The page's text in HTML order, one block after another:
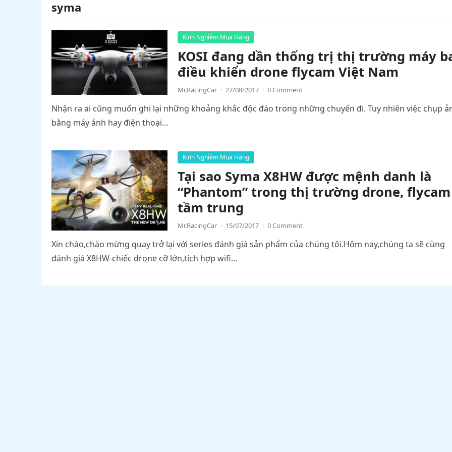
syma
Kinh Nghiệm Mua Hàng
KOSI đang dần thống trị thị trường máy
điều khiển drone flycam Việt Nam
Mr.RacingCar · 27/08/2017 · 0 Comment
Nhận ra ai cũng muốn ghi lại những khoảng khắc độc đáo trong những chuyến đi. Tuy nhiên việc chụp
bằng máy ảnh hay điện thoại…
Kinh Nghiệm Mua Hàng
Tại sao Syma X8HW được mệnh danh là
“Phantom” trong thị trường drone, flycam
tầm trung
Mr.RacingCar · 15/07/2017 · 0 Comment
Xin chào,chào mừng quay trở lại với series đánh giá sản phẩm của chúng tôi.Hôm nay,chúng ta sẽ cùng
đánh giá X8HW-chiếc drone cỡ lớn,tích hợp wifi…